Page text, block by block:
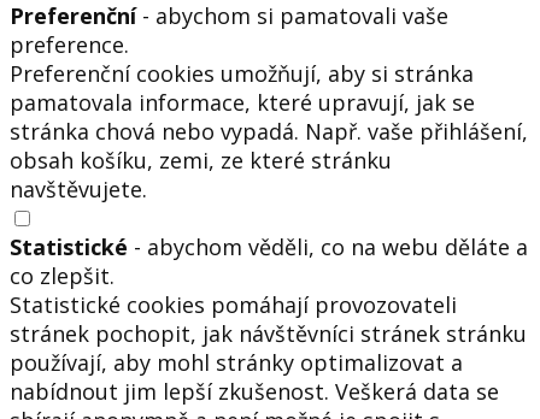
Preferenční- abychom si pamatovali vaše
preference.
Preferenční cookies umožňují, aby si stránka
pamatovala informace, které upravují, jak se
stránka chová nebo vypadá. Např. vaše přihlášení,
obsah košíku, zemi, ze které stránku
navštěvujete.
Statistické - abychom věděli, co na webu děláte a
co zlepšit.
Statistické cookies pomáhají provozovateli
stránek pochopit, jak návštěvníci stránek stránku
používají, aby mohl stránky optimalizovat a
nabídnout jim lepší zkušenost. Veškerá data se